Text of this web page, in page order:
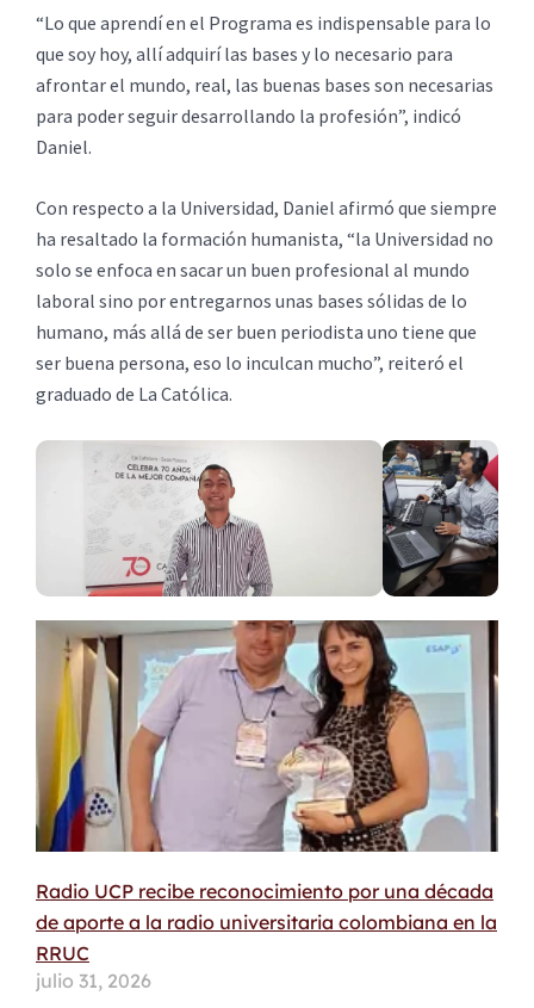
“Lo que aprendí en el Programa es indispensable para lo
que soy hoy, allí adquirí las bases y lo necesario para
afrontar el mundo, real, las buenas bases son necesarias
para poder seguir desarrollando la profesión”, indicó
Daniel.
Con respecto a la Universidad, Daniel afirmó que siempre
ha resaltado la formación humanista, “la Universidad no
solo se enfoca en sacar un buen profesional al mundo
laboral sino por entregarnos unas bases sólidas de lo
humano, más allá de ser buen periodista uno tiene que
ser buena persona, eso lo inculcan mucho”, reiteró el
graduado de La Católica.
Radio UCP recibe reconocimiento por una década
de aporte a la radio universitaria colombiana en la
RRUC
julio 31, 2026